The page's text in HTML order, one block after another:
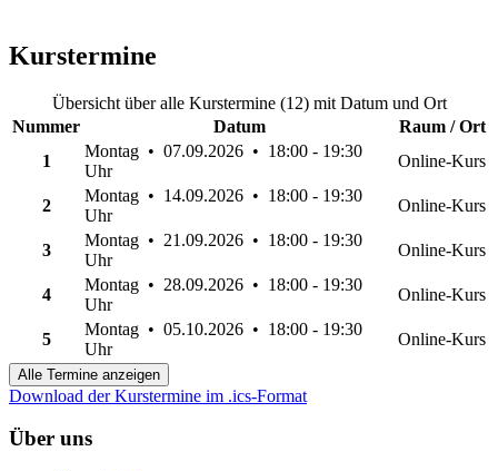
Kurstermine
Übersicht über alle Kurstermine (12) mit Datum und Ort
Nummer
Datum
Raum / Ort
1
Montag • 07.09.2026 • 18:00 - 19:30
Uhr
Online-Kurs
2
Montag • 14.09.2026 • 18:00 - 19:30
Uhr
Online-Kurs
3
Montag • 21.09.2026 • 18:00 - 19:30
Uhr
Online-Kurs
4
Montag • 28.09.2026 • 18:00 - 19:30
Uhr
Online-Kurs
5
Montag • 05.10.2026 • 18:00 - 19:30
Uhr
Online-Kurs
Alle Termine anzeigen
Download der Kurstermine im .ics-Format
Über uns